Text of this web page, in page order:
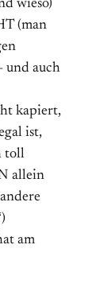
wieso)
(man
und auch
kapiert,
ist,
toll
allein
am